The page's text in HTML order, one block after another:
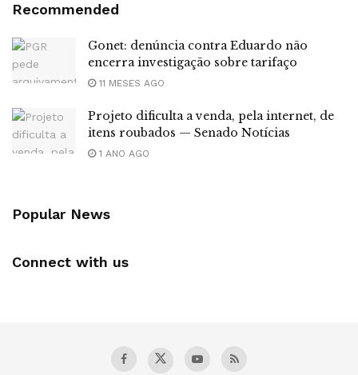
Recommended
Gonet: denúncia contra Eduardo não
encerra investigação sobre tarifaço
11 MESES AGO
Projeto dificulta a venda, pela internet, de
itens roubados — Senado Notícias
1 ANO AGO
Popular News
Connect with us